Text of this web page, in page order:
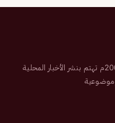
صحيفة إلكترونية سعودية تم تأسيسها عام 2007م تهتم بنشر الأخبار المحلية